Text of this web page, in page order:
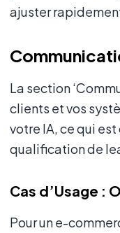
ajuster
La section
clients et vos
votre IA, ce qui
qualification de
Cas d’Usage :
Pour un e-